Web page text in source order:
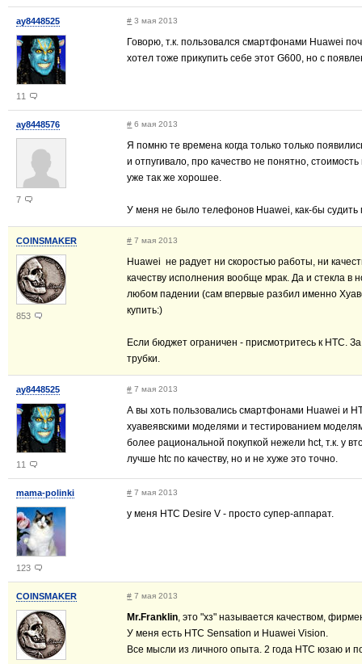
ay8448525
11
# 3 мая 2013
Говорю, т.к. пользовался смартфонами Huawei
хотел тоже прикупить себе этот G600, но с
ay8448576
7
# 6 мая 2013
Я помню те времена когда только только
и отпугивало, про качество не понятно,
уже так же хорошее.
У меня не было телефонов Huawei, как-бы
COINSMAKER
853
# 7 мая 2013
Huawei не радует ни скоростью работы, ни
качеству исполнения вообще мрак. Да и стекла в
любом падении (сам впервые разбил именно
купить:)
Если бюджет ограничен - присмотритесь к HTC.
трубки.
ay8448525
11
# 7 мая 2013
А вы хоть пользовались смартфонами Huawei и
хуавеявскими моделями и тестированием
более рациональной покупкой нежели hct, т.к. у
лучше htc по качеству, но и не хуже это точно.
mama-polinki
123
# 7 мая 2013
у меня HTC Desire V - просто супер-аппарат.
COINSMAKER # 7 мая 2013
Mr.Franklin, это "хз" называется качеством,
У меня есть HTC Sensation и Huawei Vision.
Все мысли из личного опыта. 2 года HTC юзаю и